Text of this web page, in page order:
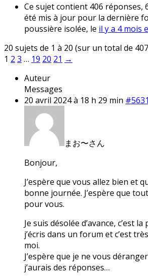
Ce sujet contient 406 réponses,
été mis à jour pour la dernière
poussière isolée, le il y a 4 mois
20 sujets de 1 à 20 (sur un total de
1 2 3 … 19 20 21 →
Auteur
Messages
20 avril 2024 à 18 h 29 min
まお〜さん
Bonjour,
J’espère que vous allez bien et
bonne journée. J’espère que
pour vous.
Je suis désolée d’avance, c’est
j’écris dans un forum et c’est
moi.
J’espère que je ne vous
j’aurais des réponses…